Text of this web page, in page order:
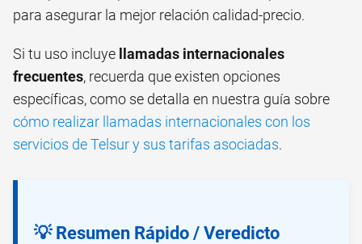
para asegurar la mejor relación calidad-precio.
Si tu uso incluye llamadas internacionales
frecuentes, recuerda que existen opciones
específicas, como se detalla en nuestra guía sobre
cómo realizar llamadas internacionales con los
servicios de Telsur y sus tarifas asociadas.
💡 Resumen Rápido / Veredicto